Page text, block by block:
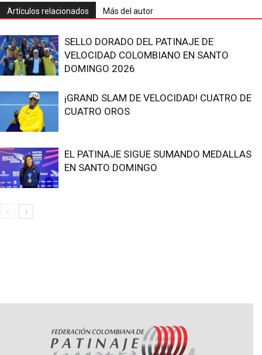
Artículos relacionados Más del autor
SELLO DORADO DEL PATINAJE DE
VELOCIDAD COLOMBIANO EN SANTO
DOMINGO 2026
¡GRAND SLAM DE VELOCIDAD! CUATRO DE
CUATRO OROS
EL PATINAJE SIGUE SUMANDO MEDALLAS
EN SANTO DOMINGO